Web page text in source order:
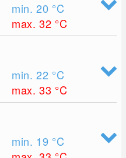
min. 20 °C
max. 32 °C
min. 22 °C
max. 33 °C
min. 19 °C